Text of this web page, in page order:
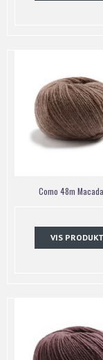
Como 48m
VIS PRODUKT